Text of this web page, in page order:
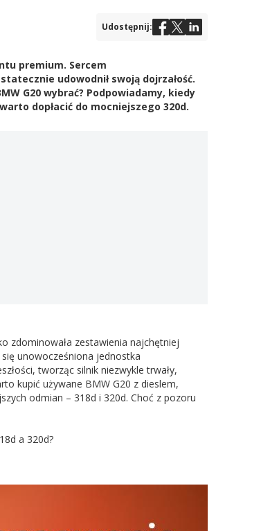
Udostępnij:
premium. Sercem
udowodnił swoją dojrzałość.
G20 wybrać? Podpowiadamy, kiedy
dopłacić do mocniejszego 320d.
zdominowała zestawienia najchętniej
unowocześniona jednostka
tworząc silnik niezwykle trwały,
kupić używane BMW G20 z dieslem,
odmian – 318d i 320d. Choć z pozoru
a 320d?